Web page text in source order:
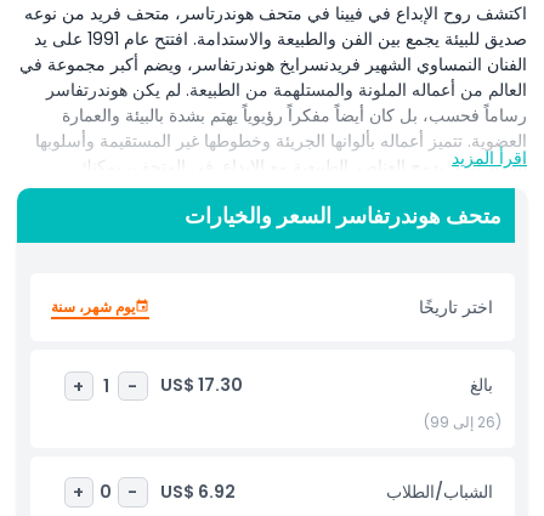
اكتشف روح الإبداع في فيينا في متحف هوندرتاسر، متحف فريد من نوعه
صديق للبيئة يجمع بين الفن والطبيعة والاستدامة. افتتح عام 1991 على يد
الفنان النمساوي الشهير فريدنسرايخ هوندرتفاسر، ويضم أكبر مجموعة في
العالم من أعماله الملونة والمستلهمة من الطبيعة. لم يكن هوندرتفاسر
رساماً فحسب، بل كان أيضاً مفكراً رؤيوياً يهتم بشدة بالبيئة والعمارة
العضوية. تتميز أعماله بألوانها الجريئة وخطوطها غير المستقيمة وأسلوبها
الفريد الذي يدمج العناصر الطبيعية مع الإبداع. في المتحف، يمكنك
استكشاف مجموعة واسعة من أعماله، بما في ذلك اللوحات والرسومات
والتصوير الفوتوغرافي والليثوغرافيات والتصاميم المعمارية. أكثر من مجرد
معرض، كان متحف هوندرتاسر أول متحف في النمسا يحصل على الوسم
دافع عنها هوندرتاسر. بالإضافة إلى المجموعة الدائمة، يستضيف المتحف
أيضاً معارض مؤقتة متغيرة تبرز الفن الحديث والمواضيع البيئية، مواصلاً
أو مجرد فضولي، يقدم هذا المتحف النابض بالحياة تجربة منعشة وملهمة
في قلب فيينا.
أبرز المعالم
اقرأ المزيد
متحف هوندرتفاسر السعر والخيارات
اختر تاريخًا يوم شهر، سنة
بالغ US$ 17.30
-
1
+
(26 إلى 99)
الشباب/الطلاب US$ 6.92
-
0
+